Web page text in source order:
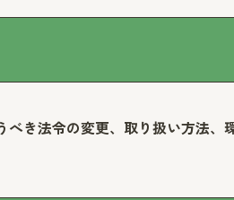
き法令の変更、取り扱い方法、